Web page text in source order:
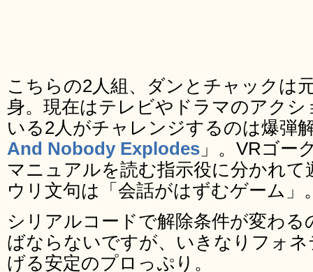
こちらの2人組、ダンとチャックは
身。現在はテレビやドラマのアクシ
いる2人がチャレンジするのは爆弾
And Nobody Explodes 」。VRゴー
マニュアルを読む指示役に分かれ
ウリ文句は「会話がはずむゲーム」
シリアルコードで解除条件が変わ
ばならないですが、いきなりフォ
げる安定のプロっぷり。